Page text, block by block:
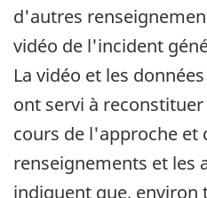
d'autres
vidéo de l'incident
La vidéo et les
ont servi à
cours de l'approche et
renseignements et les
indiquent que, environ